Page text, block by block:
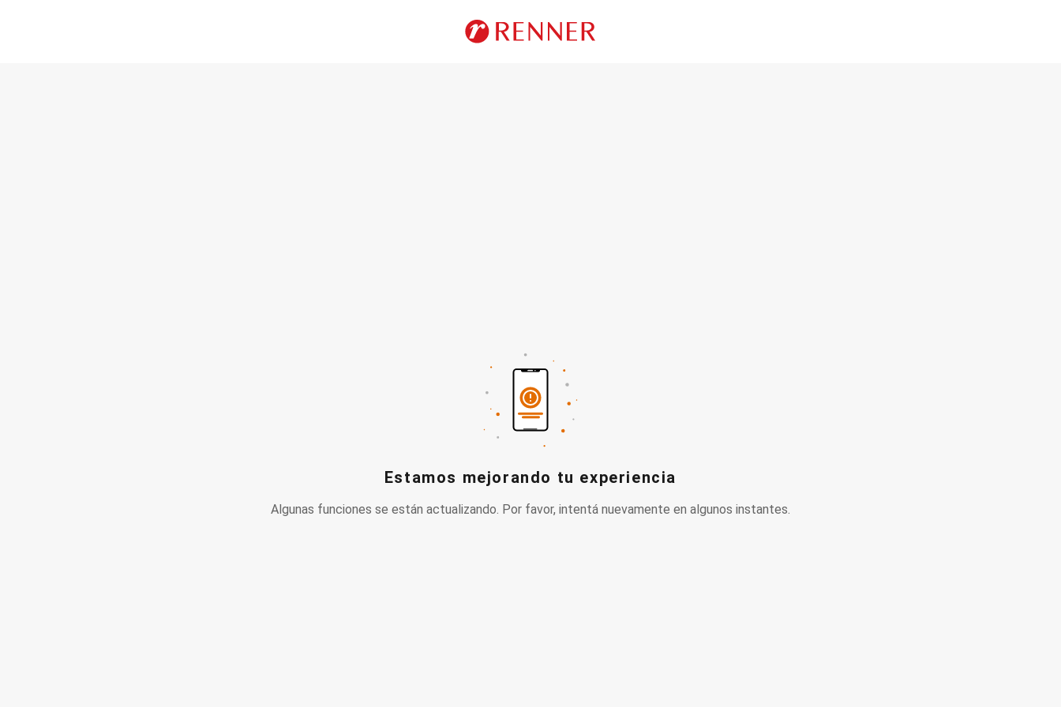
Estamos mejorando tu experiencia
Algunas funciones se están actualizando. Por favor, intentá nuevamente en algunos instantes.